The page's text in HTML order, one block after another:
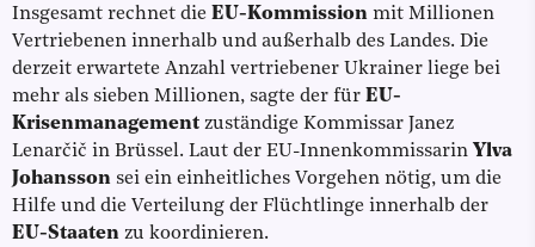
Insgesamt rechnet die EU-Kommission mit Millionen
Vertriebenen innerhalb und außerhalb des Landes. Die
derzeit erwartete Anzahl vertriebener Ukrainer liege bei
mehr als sieben Millionen, sagte der für EU-
Krisenmanagement zuständige Kommissar Janez
Lenarčič in Brüssel. Laut der EU-Innenkommissarin Ylva
Johansson sei ein einheitliches Vorgehen nötig, um die
Hilfe und die Verteilung der Flüchtlinge innerhalb der
EU-Staaten zu koordinieren.